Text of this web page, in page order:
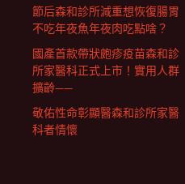
節后森和診所減重想恢復腸胃
不吃年夜魚年夜肉吃點啥？
國產首款帶狀皰疹疫苗森和診
所家醫科正式上市！實用人群
擴齡——
敬佑性命彰顯醫森和診所家醫
科者情懷